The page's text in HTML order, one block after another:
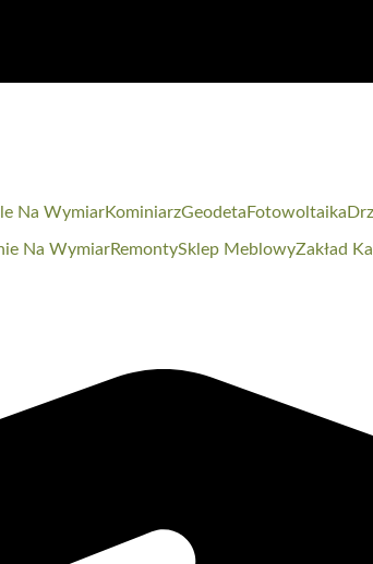
Na WymiarKominiarzGeodeta Fotowoltaika
Na WymiarRemontySklep MeblowyZakład